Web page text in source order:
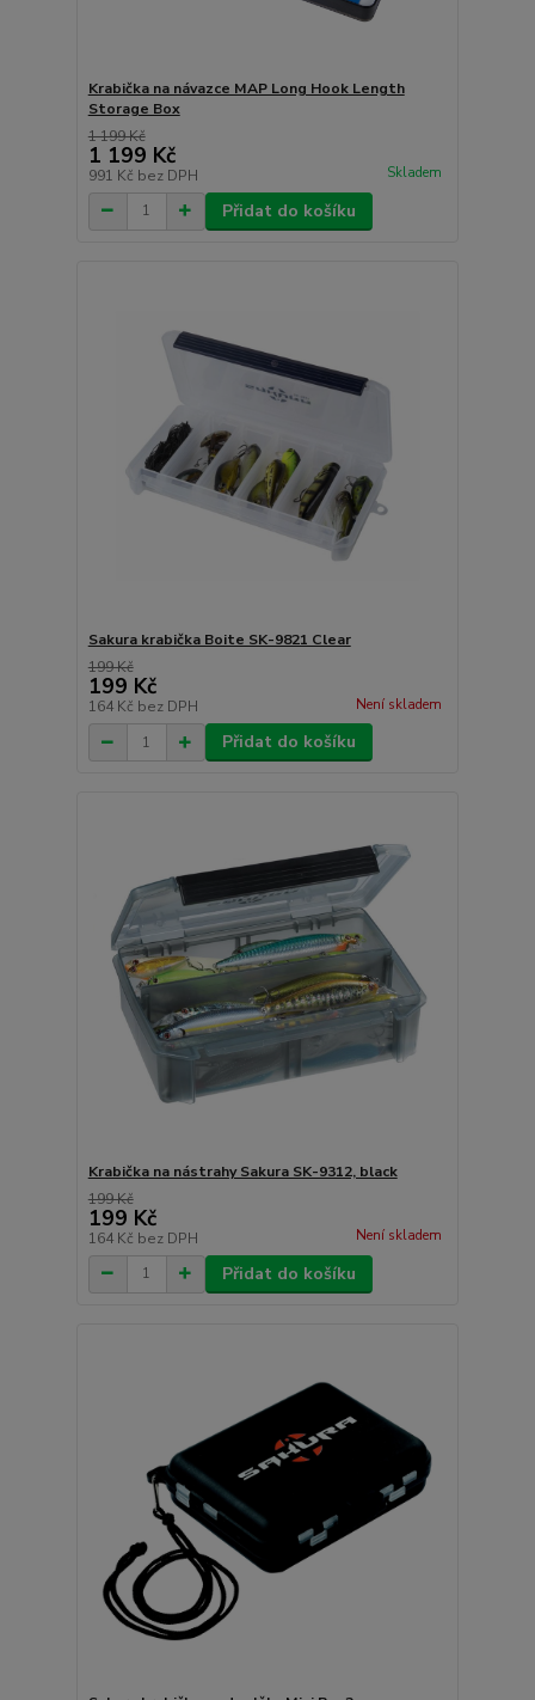
Krabička na návazce MAP Long Hook Length
Storage Box
1 199 Kč
1 199 Kč
991 Kč bez DPH Skladem
Přidat do košíku
Sakura krabička Boite SK-9821 Clear
199 Kč
199 Kč
164 Kč bez DPH Není skladem
Přidat do košíku
Krabička na nástrahy Sakura SK-9312, black
199 Kč
199 Kč
164 Kč bez DPH Není skladem
Přidat do košíku